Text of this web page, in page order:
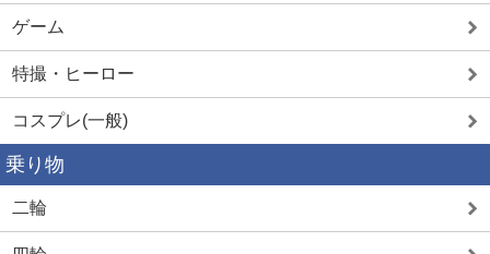
ゲーム
特撮・ヒーロー
コスプレ(一般)
乗り物
二輪